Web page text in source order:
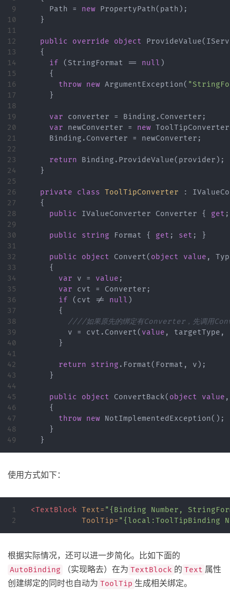
9
10
11
12
13
14
15
16
17
18
19
20
21
22
23
24
25
26
27
28
29
30
31
32
33
34
35
36
37
38
39
40
41
42
43
44
45
46
47
48
Path
= new PropertyPath( path );
}
public override object ProvideValue(
{
if
( StringFormat == null )
{
throw new ArgumentException(
}
var converter = Binding . Converter ;
var
newConverter = new ToolTipConverter
Binding . Converter = newConverter ;
return Binding . ProvideValue( provider );
}
private class ToolTipConverter :
{
public
IValueConverter Converter { get ;
public string Format { get ; set ; }
public object Convert( object value ,
{
var
v = value ;
var
cvt = Converter ;
if
( cvt != null )
{
////如果原先的绑定有Converter，先调用
v
= cvt . Convert( value , targetType ,
}
return string . Format( Format , v );
}
public object ConvertBack( object value ,
{
throw new NotImplementedException();
}
}
使用方式如下：
1
<TextBlock Text= "{Binding Number,
ToolTip= "{local:ToolTipBinding
根据实际情况，还可以进一步简化。比如下面的
AutoBinding （实现略去）在为 TextBlock 的 Text 属性
创建绑定的同时也自动为 ToolTip 生成相关绑定。